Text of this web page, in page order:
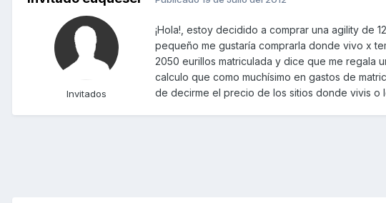
Invitados
¡Hola!, estoy decidido a comprar una agility de
pequeño me gustaría comprarla donde vivo x
2050 eurillos matriculada y dice que me regala
calculo que como muchísimo en gastos de
de decirme el precio de los sitios donde vivis o